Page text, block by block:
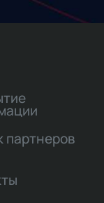
партнеров